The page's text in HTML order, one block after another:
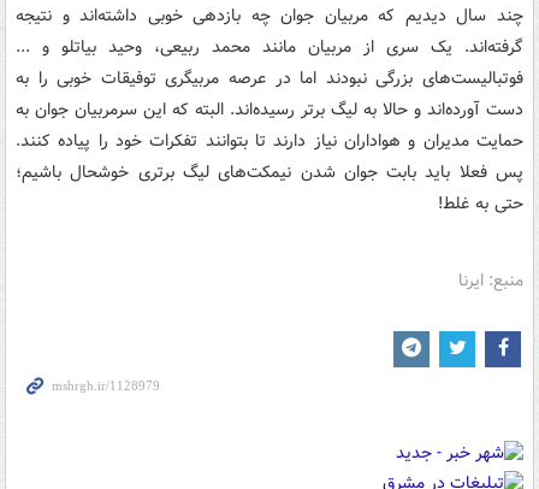
چند سال دیدیم که مربیان جوان چه بازدهی خوبی داشته‌اند و نتیجه
گرفته‌اند. یک سری از مربیان مانند محمد ربیعی، وحید بیاتلو و ...
فوتبالیست‌های بزرگی نبودند اما در عرصه مربیگری توفیقات خوبی را به
دست آورده‌اند و حالا به لیگ برتر رسیده‌اند. البته که این سرمربیان جوان به
حمایت مدیران و هواداران نیاز دارند تا بتوانند تفکرات خود را پیاده کنند.
پس فعلا باید بابت جوان شدن نیمکت‌های لیگ برتری خوشحال باشیم؛
حتی به غلط!
منبع: ایرنا